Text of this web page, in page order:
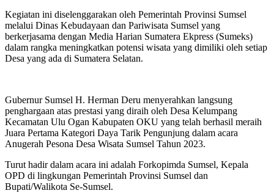
Kegiatan ini diselenggarakan oleh Pemerintah Provinsi Sumsel
melalui Dinas Kebudayaan dan Pariwisata Sumsel yang
berkerjasama dengan Media Harian Sumatera Ekpress (Sumeks)
dalam rangka meningkatkan potensi wisata yang dimiliki oleh setiap
Desa yang ada di Sumatera Selatan.
Gubernur Sumsel H. Herman Deru menyerahkan langsung
penghargaan atas prestasi yang diraih oleh Desa Kelumpang
Kecamatan Ulu Ogan Kabupaten OKU yang telah berhasil meraih
Juara Pertama Kategori Daya Tarik Pengunjung dalam acara
Anugerah Pesona Desa Wisata Sumsel Tahun 2023.
Turut hadir dalam acara ini adalah Forkopimda Sumsel, Kepala
OPD di lingkungan Pemerintah Provinsi Sumsel dan
Bupati/Walikota Se-Sumsel.